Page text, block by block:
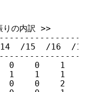
りの内訳 >>
/15  /16  /17  /
0    0    1    2
1    1    1    0
0    0    2    0